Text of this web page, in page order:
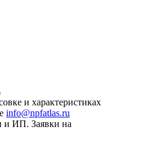
и характеристиках
info@npfatlas.ru
и ИП. Заявки на